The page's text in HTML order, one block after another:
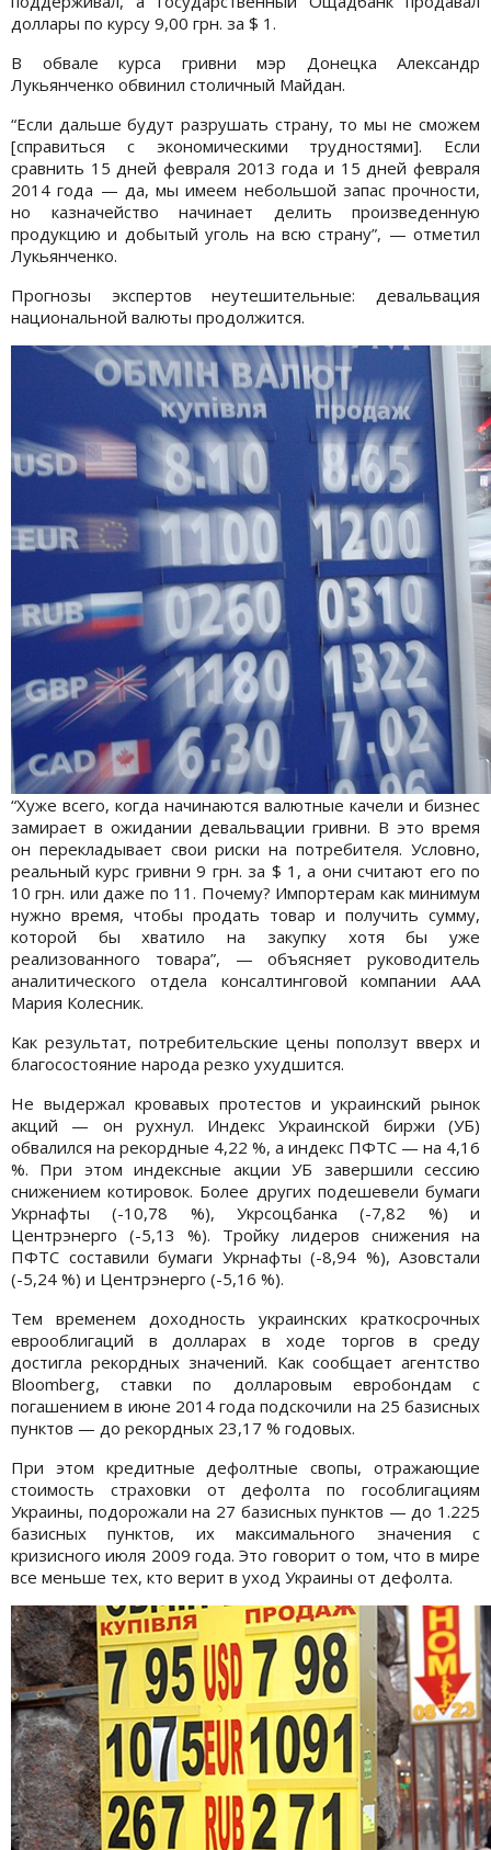
доллары по курсу 9,00 грн. за $ 1.
В обвале курса гривни мэр Донецка Александр
Лукьянченко обвинил столичный Майдан.
“Если дальше будут разрушать страну, то мы не сможем
[справиться с экономическими трудностями]. Если
сравнить 15 дней февраля 2013 года и 15 дней февраля
2014 года — да, мы имеем небольшой запас прочности,
но казначейство начинает делить произведенную
продукцию и добытый уголь на всю страну”, — отметил
Лукьянченко.
Прогнозы экспертов неутешительные: девальвация
национальной валюты продолжится.
“Хуже всего, когда начинаются валютные качели и бизнес
замирает в ожидании девальвации гривни. В это время
он перекладывает свои риски на потребителя. Условно,
реальный курс гривни 9 грн. за $ 1, а они считают его по
10 грн. или даже по 11. Почему? Импортерам как минимум
нужно время, чтобы продать товар и получить сумму,
которой бы хватило на закупку хотя бы уже
реализованного товара”, — объясняет руководитель
аналитического отдела консалтинговой компании ААА
Мария Колесник.
Как результат, потребительские цены поползут вверх и
благосостояние народа резко ухудшится.
Не выдержал кровавых протестов и украинский рынок
акций — он рухнул. Индекс Украинской биржи (УБ)
обвалился на рекордные 4,22 %, а индекс ПФТС — на 4,16
%. При этом индексные акции УБ завершили сессию
снижением котировок. Более других подешевели бумаги
Укрнафты (-10,78 %), Укрсоцбанка (-7,82 %) и
Центрэнерго (-5,13 %). Тройку лидеров снижения на
ПФТС составили бумаги Укрнафты (-8,94 %), Азовстали
(-5,24 %) и Центрэнерго (-5,16 %).
Тем временем доходность украинских краткосрочных
еврооблигаций в долларах в ходе торгов в среду
достигла рекордных значений. Как сообщает агентство
Bloomberg, ставки по долларовым евробондам с
погашением в июне 2014 года подскочили на 25 базисных
пунктов — до рекордных 23,17 % годовых.
При этом кредитные дефолтные свопы, отражающие
стоимость страховки от дефолта по гособлигациям
Украины, подорожали на 27 базисных пунктов — до 1.225
базисных пунктов, их максимального значения с
кризисного июля 2009 года. Это говорит о том, что в мире
все меньше тех, кто верит в уход Украины от дефолта.